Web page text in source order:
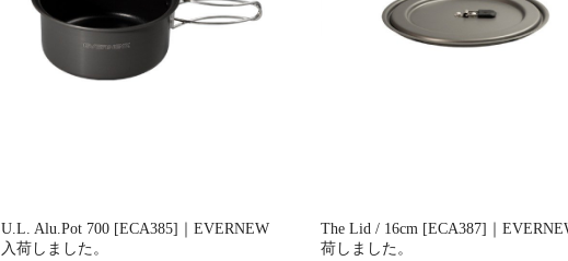
U.L. Alu.Pot 700 [ECA385]｜EVERNEW
入荷しました。
The Lid / 16cm [ECA387]｜
荷しました。